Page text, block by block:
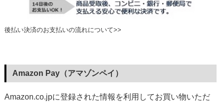
後払い決済のお支払いの流れについて>>
Amazon Pay（アマゾンペイ）
Amazon.co.jpに登録された情報を利用してお買い物いただ